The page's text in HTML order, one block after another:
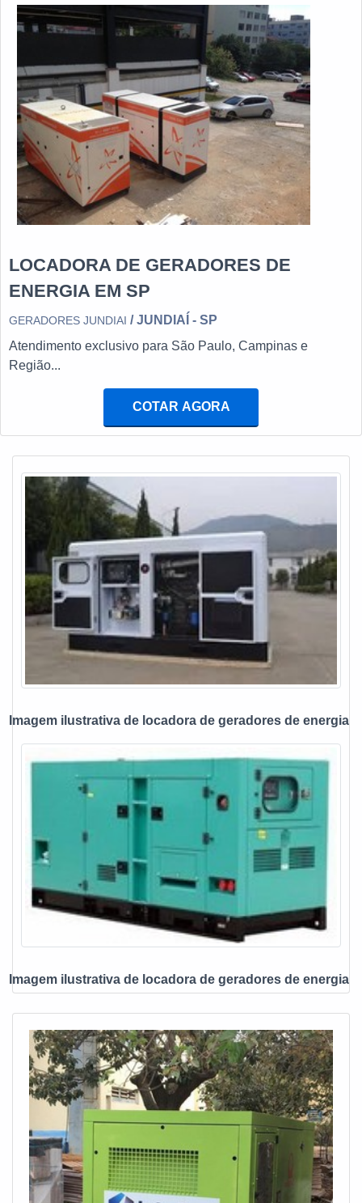
possuir equipamentos de qualidade e maquinário revisado
por vistorias e manutenção constantes. Tudo isso, somado
a possuir operações em diversas áreas do território
nacional e prestação de serviços adicionais de consultoria
técnica especializada, garante a melhor experiência para os
clientes com qualidade.
LOCADORA DE GERADORES DE
ENERGIA EM SP
GERADORES JUNDIAI / JUNDIAÍ - SP
Atendimento exclusivo para São Paulo, Campinas e
Região...
COTAR AGORA
Imagem ilustrativa de locadora de geradores de energia
Imagem ilustrativa de locadora de geradores de energia